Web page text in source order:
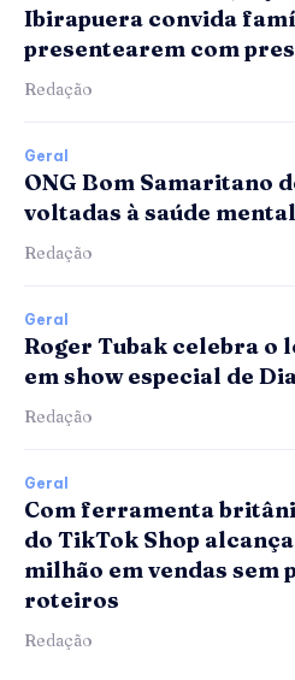
Ibirapuera convida
presentearem com
Redação
Geral
ONG Bom Samaritano
voltadas à saúde
Redação
Geral
Roger Tubak celebra o
em show especial de
Redação
Geral
Com ferramenta
do TikTok Shop
milhão em vendas
roteiros
Redação